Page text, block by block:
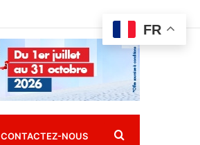
CONTACTEZ-NOUS Rechercher
FR